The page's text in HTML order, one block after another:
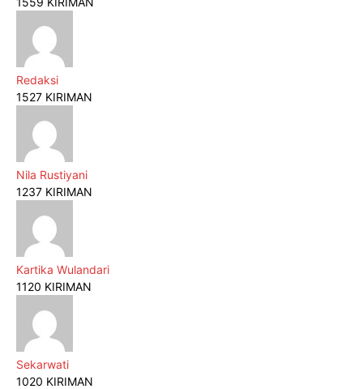
Redaksi
1527 KIRIMAN
Nila Rustiyani
1237 KIRIMAN
Kartika Wulandari
1120 KIRIMAN
Sekarwati
1020 KIRIMAN